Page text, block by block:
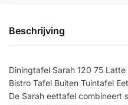
Beschrijving
Diningtafel Sarah 120 75
Bistro Tafel Buiten Tuintafel
De Sarah eettafel combineert